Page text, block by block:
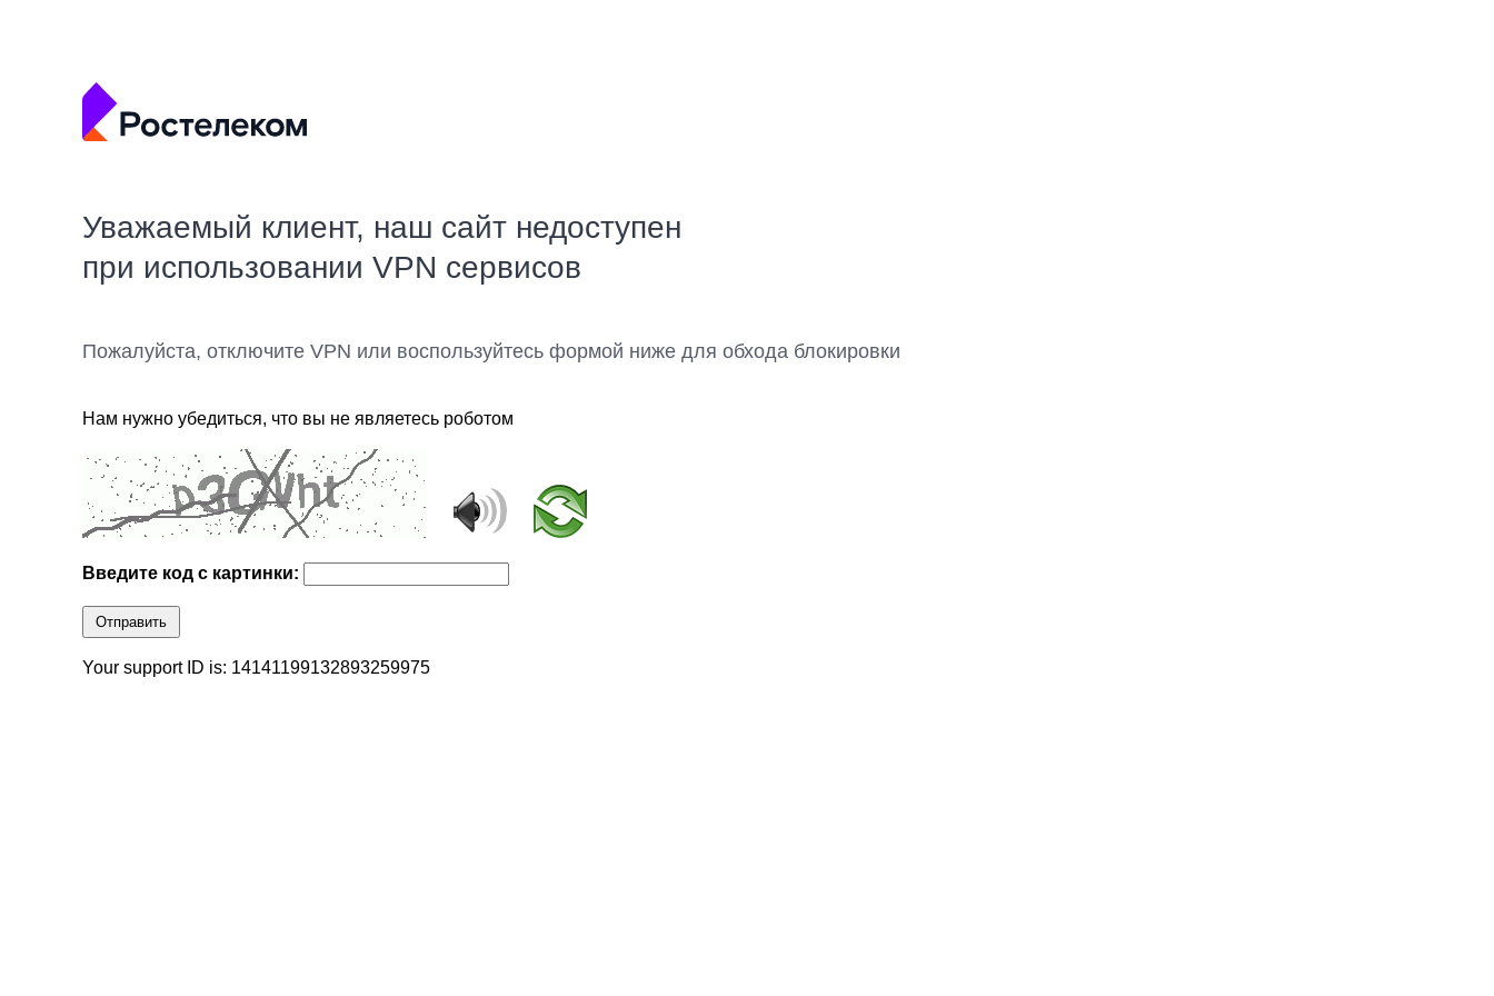
Уважаемый клиент, наш сайт недоступен
при использовании VPN сервисов
Пожалуйста, отключите VPN или воспользуйтесь формой ниже для обхода блокировки
Нам нужно убедиться, что вы не являетесь роботом
Введите код с картинки:
Отправить
Your support ID is: 14141199132893259975